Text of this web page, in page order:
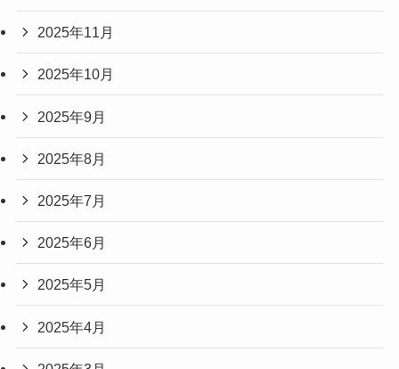
2025年11月
2025年10月
2025年9月
2025年8月
2025年7月
2025年6月
2025年5月
2025年4月